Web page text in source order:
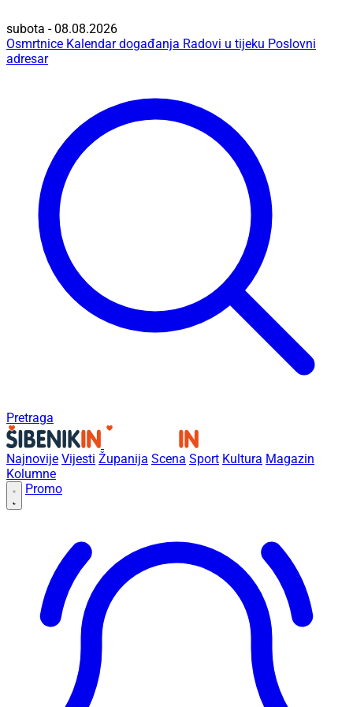
subota - 08.08.2026
Osmrtnice Kalendar događanja Radovi u tijeku Poslovni
adresar
Pretraga
Najnovije Vijesti Županija Scena Sport Kultura Magazin
Kolumne
Promo